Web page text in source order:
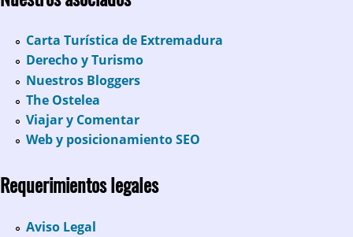
Carta Turística de Extremadura
Derecho y Turismo
Nuestros Bloggers
The Ostelea
Viajar y Comentar
Web y posicionamiento SEO
Requerimientos legales
Aviso Legal